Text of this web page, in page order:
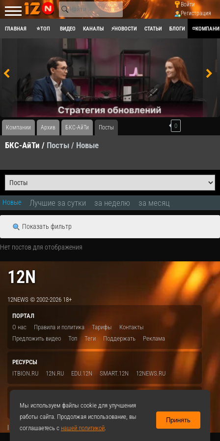
Войти
Регистрация
ГЛАВНАЯ ⭐ТОП ВИДЕО КАНАЛЫ ⚡НОВОСТИ СТАТЬИ БЛОГИ
Компании Архив БКС-АйТи Посты
БКС-АйТи / Посты / Новые
0
Новые Лучшие за сутки за неделю за месяц
Показать фильтр
Нет постов для отображения
12N
12NEWS © 2002-2026 18+
ПОРТАЛ
О нас
Правила и политика Тарифы
Контакты
Предложить видео
Топ Теги Поддержать Реклама
РЕСУРСЫ
ITBION.RU
12N.RU EDU.12N SMART.12N 12NEWS.RU
VKontakte
|
Мы используем файлы cookie для улучшения
работы сайта. Продолжая использование, вы
соглашаетесь с нашей политикой.
Принять